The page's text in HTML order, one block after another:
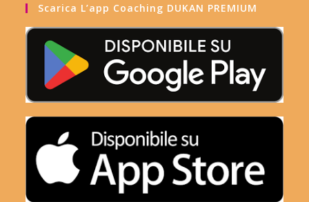
Scarica L’app Coaching DUKAN PREMIUM